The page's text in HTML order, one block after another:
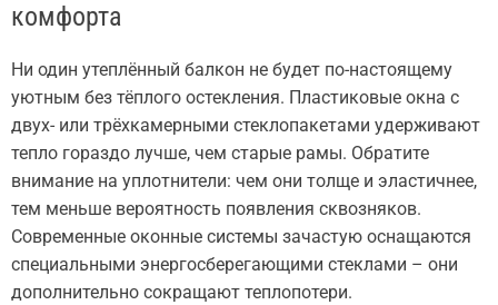
комфорта
Ни один утеплённый балкон не будет по-настоящему
уютным без тёплого остекления. Пластиковые окна с
двух- или трёхкамерными стеклопакетами удерживают
тепло гораздо лучше, чем старые рамы. Обратите
внимание на уплотнители: чем они толще и эластичнее,
тем меньше вероятность появления сквозняков.
Современные оконные системы зачастую оснащаются
специальными энергосберегающими стеклами – они
дополнительно сокращают теплопотери.